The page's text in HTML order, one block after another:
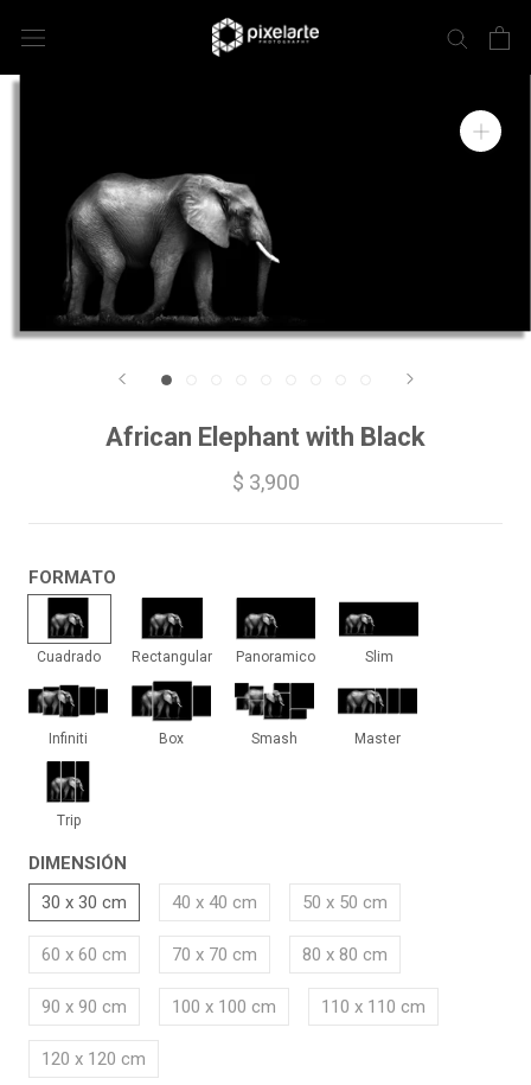
African Elephant with Black
$ 3,900
FORMATO
Cuadrado Rectangular
Panoramico
Panoramico
Slim
Slim
Infiniti
Infiniti
Box
Box
Smash
Smash
Master
Master
Trip
DIMENSIÓN
30 x 30 cm
40 x 40 cm 50 x 50 cm
60 x 60 cm 70 x 70 cm 80 x 80 cm
90 x 90 cm 100 x 100 cm 110 x 110 cm
120 x 120 cm